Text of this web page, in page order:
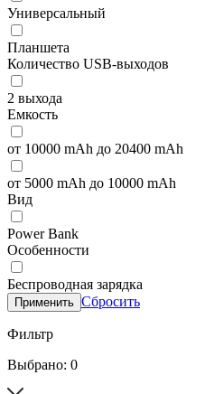
Универсальный
Планшета
Количество USB-выходов
2 выхода
Емкость
от 10000 mAh до 20400 mAh
от 5000 mAh до 10000 mAh
Вид
Power Bank
Особенности
Беспроводная зарядка
Применить Сбросить
Фильтр
Выбрано: 0